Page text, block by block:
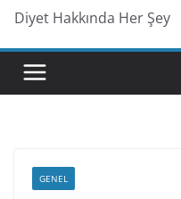
Diyet Hakkında Her Şey
GENEL